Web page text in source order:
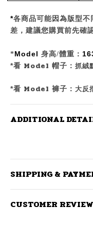
*各商品可能因為版型
差 ， 建議您購買前先確
*Model 身高/體重：
*看 Model 帽子 ： 抓絨
*看 Model 褲子 ： 大反
ADDITIONAL
SHIPPING &
CUSTOMER